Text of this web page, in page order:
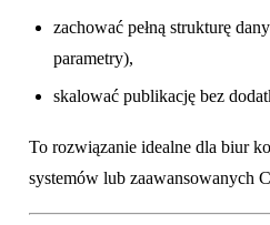
zachować pełną strukturę
parametry),
skalować publikację bez
To rozwiązanie idealne dla biur
systemów lub zaawansowanych